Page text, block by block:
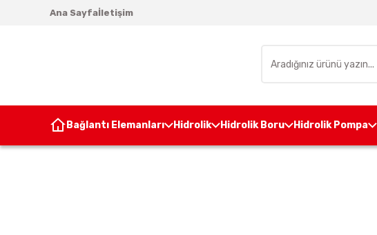
Ana Sayfaİletişim
Bağlantı Elemanları Hidrolik Hidrolik Boru Hidrolik Pompa